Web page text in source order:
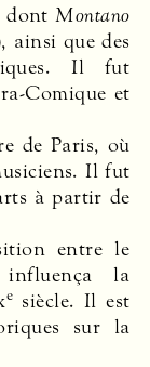
dontMontano
ainsi que des
Il fut
Comique et
de Paris, où
Il fut
à partir de
entre le
influença la
e siècle. Il est
sur la